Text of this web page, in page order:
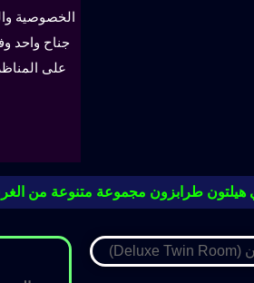
جناح واحد
على
طرابزون مجموعة متنوعة من الغرف